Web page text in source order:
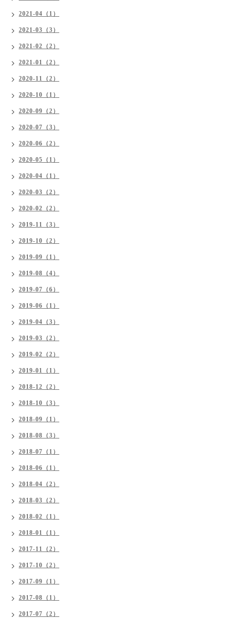
2021-04（1）
2021-03（3）
2021-02（2）
2021-01（2）
2020-11（2）
2020-10（1）
2020-09（2）
2020-07（3）
2020-06（2）
2020-05（1）
2020-04（1）
2020-03（2）
2020-02（2）
2019-11（3）
2019-10（2）
2019-09（1）
2019-08（4）
2019-07（6）
2019-06（1）
2019-04（3）
2019-03（2）
2019-02（2）
2019-01（1）
2018-12（2）
2018-10（3）
2018-09（1）
2018-08（3）
2018-07（1）
2018-06（1）
2018-04（2）
2018-03（2）
2018-02（1）
2018-01（1）
2017-11（2）
2017-10（2）
2017-09（1）
2017-08（1）
2017-07（2）